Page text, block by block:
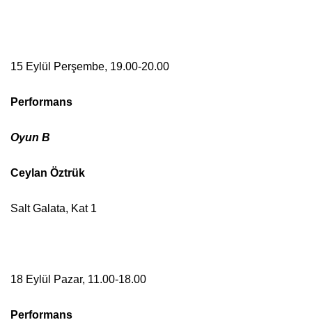
15 Eylül Perşembe, 19.00-20.00
Performans
Oyun B
Ceylan Öztrük
Salt Galata, Kat 1
18 Eylül Pazar, 11.00-18.00
Performans